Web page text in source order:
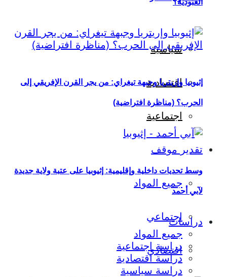
سياسية
اقتصادية
اجتماعية
تقدير موقف
جميع المواد
اجتماعي
اقتصادي
العبودية؟
إثيوبيا وإريتريا وجبهة تيغراي: من يجر القرن الإفريقي إلى
الحرب؟ (مناظرة افتراضية)
وسط تحديات داخلية وإقليمية: إثيوبيا على عتبة ولاية جديدة
لآبي أحمد
دراسات
جميع المواد
دراسة اجتماعية
دراسة اقتصادية
دراسة سياسية